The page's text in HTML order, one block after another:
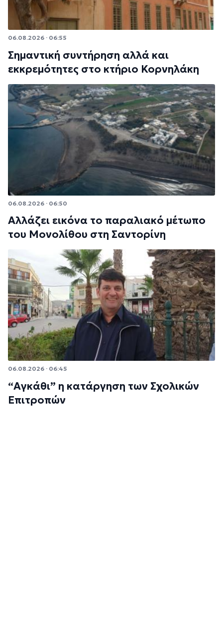
06.08.2026 · 06:55
Σημαντική συντήρηση αλλά και
εκκρεμότητες στο κτήριο Κορνηλάκη
06.08.2026 · 06:50
Αλλάζει εικόνα το παραλιακό μέτωπο
του Μονολίθου στη Σαντορίνη
06.08.2026 · 06:45
“Αγκάθι” η κατάργηση των Σχολικών
Επιτροπών